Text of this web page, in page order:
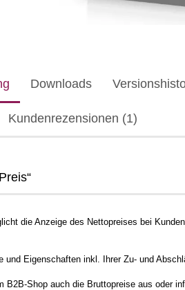
Downloads
Kundenrezensionen (1)
die Anzeige des Nettopreises bei
und Eigenschaften inkl. Ihrer Zu- und
B2B-Shop auch die Bruttopreise aus oder